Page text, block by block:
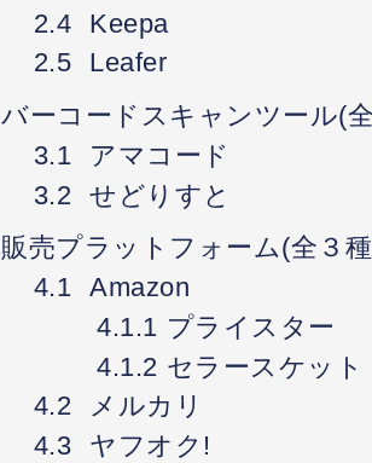
Keepa
Leafer
バーコードスキャンツール(
アマコード
せどりすと
販売プラットフォーム(全３
Amazon
プライスター
セラースケット
メルカリ
ヤフオク!